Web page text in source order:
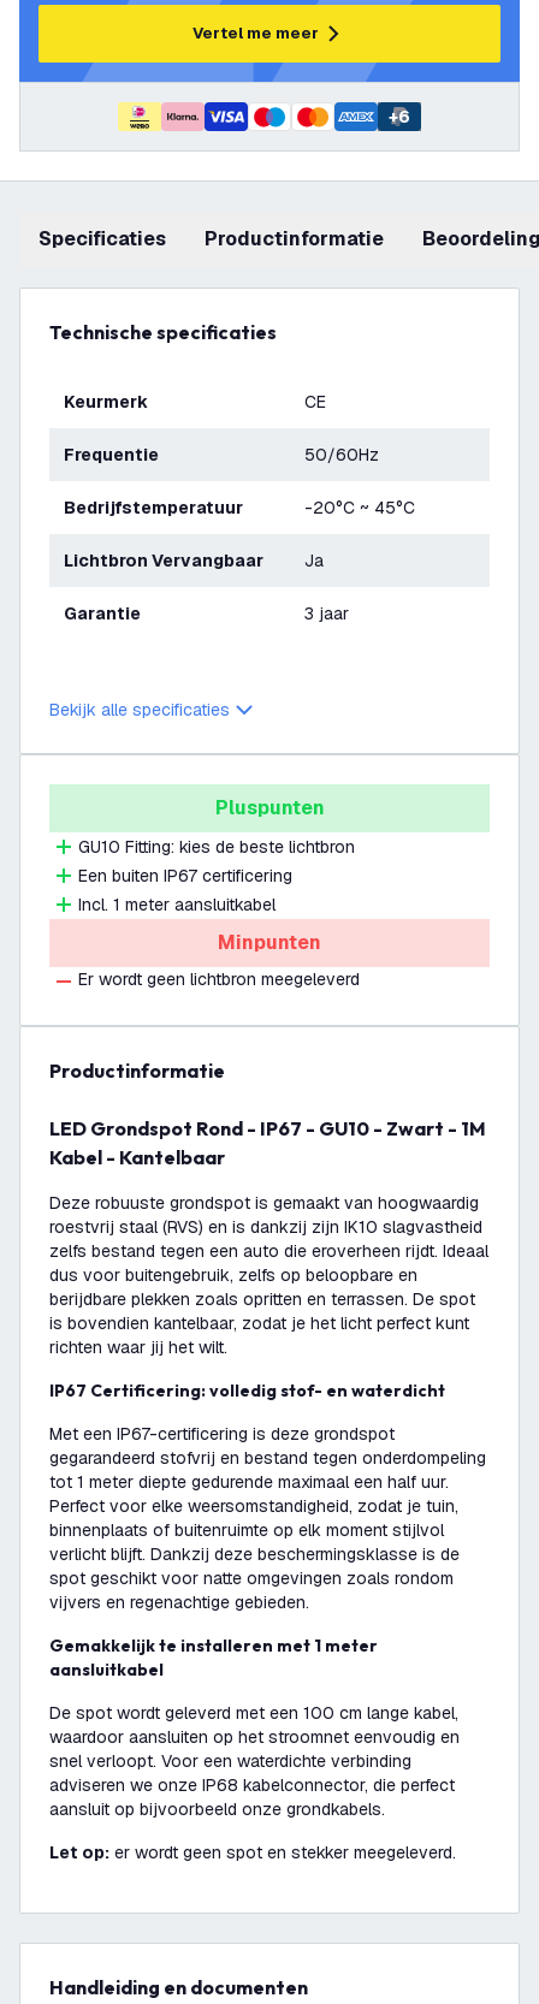
Vertel me meer
+6
Specificaties productinformatie
Technische specificaties
Keurmerk CE
Frequentie 50/60Hz
Bedrijfstemperatuur -20°C ~ 45°C
Lichtbron Vervangbaar Ja
Garantie 3 jaar
Bekijk alle specificaties
Pluspunten
GU10 Fitting: kies de beste lichtbron
Een buiten IP67 certificering
Incl. 1 meter aansluitkabel
Minpunten
Er wordt geen lichtbron meegeleverd
productinformatie
LED Grondspot Rond - IP67 - GU10 - Zwart - 1M
Kabel - Kantelbaar
Deze robuuste grondspot is gemaakt van hoogwaardig
roestvrij staal (RVS) en is dankzij zijn IK10 slagvastheid
zelfs bestand tegen een auto die eroverheen rijdt. Ideaal
dus voor buitengebruik, zelfs op beloopbare en
berijdbare plekken zoals opritten en terrassen. De spot
is bovendien kantelbaar, zodat je het licht perfect kunt
richten waar jij het wilt.
IP67 Certificering: volledig stof- en waterdicht
Met een IP67-certificering is deze grondspot
gegarandeerd stofvrij en bestand tegen onderdompeling
tot 1 meter diepte gedurende maximaal een half uur.
Perfect voor elke weersomstandigheid, zodat je tuin,
binnenplaats of buitenruimte op elk moment stijlvol
verlicht blijft. Dankzij deze beschermingsklasse is de
spot geschikt voor natte omgevingen zoals rondom
vijvers en regenachtige gebieden.
Gemakkelijk te installeren met 1 meter
aansluitkabel
De spot wordt geleverd met een 100 cm lange kabel,
waardoor aansluiten op het stroomnet eenvoudig en
snel verloopt. Voor een waterdichte verbinding
adviseren we onze IP68 kabelconnector, die perfect
aansluit op bijvoorbeeld onze grondkabels.
Let op: er wordt geen spot en stekker meegeleverd.
Handleiding en documenten